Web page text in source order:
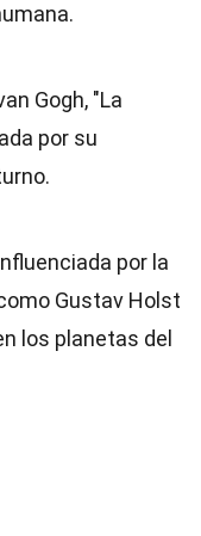
Gogh, "La
por su
por la
Gustav Holst
los planetas del